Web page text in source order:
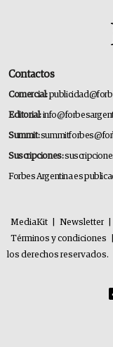
Contactos
Comercial:
Editorial:
Summit:
Suscripciones:
Forbes Argentina es
MediaKit Newsletter
Términos y condiciones
los derechos reservados.